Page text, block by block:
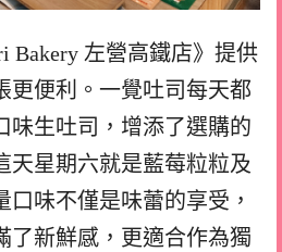
Bakery 左營高鐵店》提供
更便利。一覺吐司每天都
味生吐司，增添了選購的
天星期六就是藍莓粒粒及
口味不僅是味蕾的享受，
了新鮮感，更適合作為獨